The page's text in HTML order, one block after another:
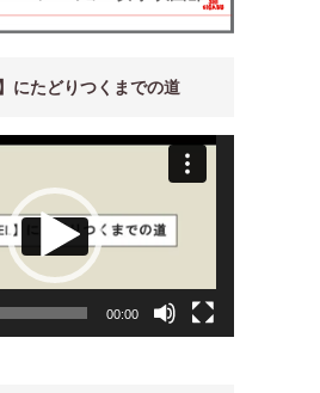
にたどりつくまでの道
00:00